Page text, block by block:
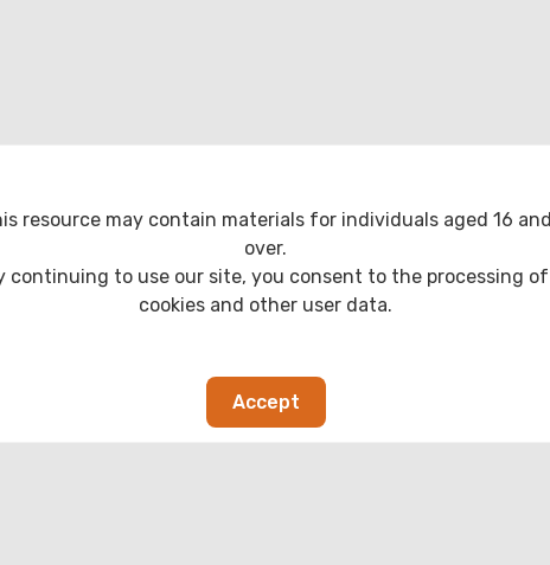
resource may contain materials for individuals aged 16 and
over.
continuing to use our site, you consent to the processing of
cookies and other user data.
Accept